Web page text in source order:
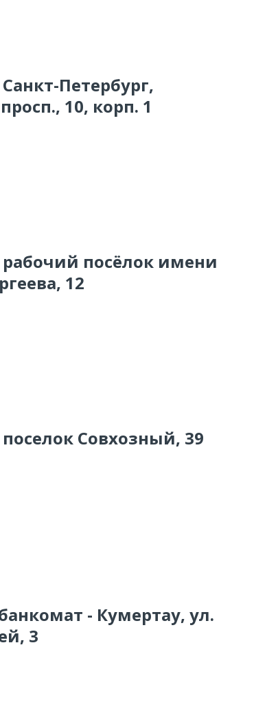
Петербург,
10, корп. 1
рабочий посёлок имени
12
Совхозный, 39
- Кумертау, ул.
3